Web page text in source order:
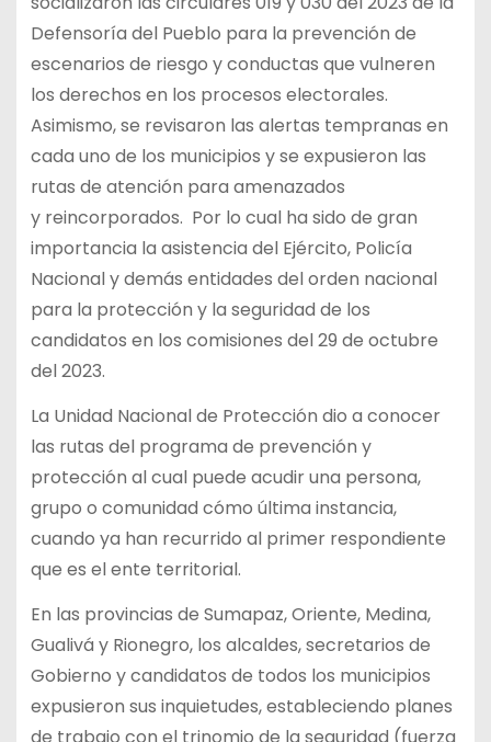
Defensoría del Pueblo para la prevención de
escenarios de riesgo y conductas que vulneren
los derechos en los procesos electorales.
Asimismo, se revisaron las alertas tempranas en
cada uno de los municipios y se expusieron las
rutas de atención para amenazados
y reincorporados. Por lo cual ha sido de gran
importancia la asistencia del Ejército, Policía
Nacional y demás entidades del orden nacional
para la protección y la seguridad de los
candidatos en los comisiones del 29 de octubre
del 2023.
La Unidad Nacional de Protección dio a conocer
las rutas del programa de prevención y
protección al cual puede acudir una persona,
grupo o comunidad cómo última instancia,
cuando ya han recurrido al primer respondiente
que es el ente territorial.
En las provincias de Sumapaz, Oriente, Medina,
Gualivá y Rionegro, los alcaldes, secretarios de
Gobierno y candidatos de todos los municipios
expusieron sus inquietudes, estableciendo planes
de trabajo con el trinomio de la seguridad (fuerza